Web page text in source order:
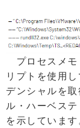
プロセスメモ
リプトを使用
デンシャルを
ル・ハーベス
を示していま